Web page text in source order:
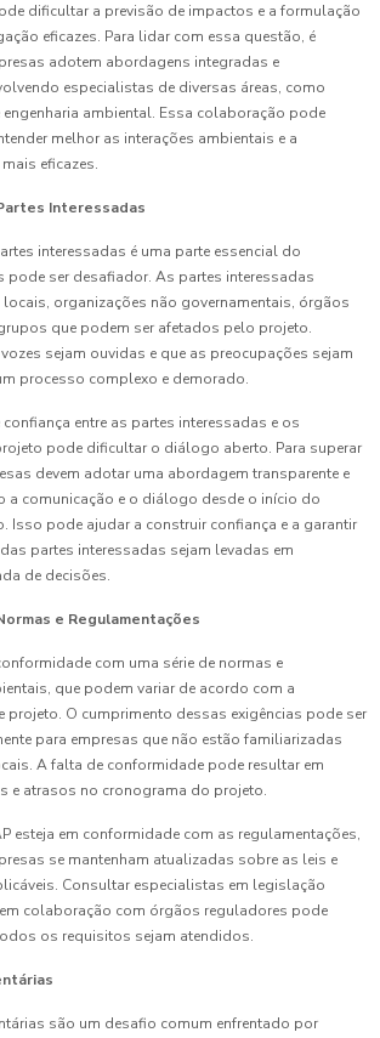
dificultar a previsão de impactos e a formulação
eficazes. Para lidar com essa questão, é
adotem abordagens integradas e
especialistas de diversas áreas, como
ambiental. Essa colaboração pode
melhor as interações ambientais e a
eficazes.
Interessadas
interessadas é uma parte essencial do
pode ser desafiador. As partes interessadas
organizações não governamentais, órgãos
que podem ser afetados pelo projeto.
sejam ouvidas e que as preocupações sejam
processo complexo e demorado.
entre as partes interessadas e os
pode dificultar o diálogo aberto. Para superar
devem adotar uma abordagem transparente e
a comunicação e o diálogo desde o início do
Isso pode ajudar a construir confiança e a garantir
partes interessadas sejam levadas em
de decisões.
e Regulamentações
com uma série de normas e
que podem variar de acordo com a
projeto. O cumprimento dessas exigências pode ser
para empresas que não estão familiarizadas
A falta de conformidade pode resultar em
e atrasos no cronograma do projeto.
esteja em conformidade com as regulamentações,
se mantenham atualizadas sobre as leis e
Consultar especialistas em legislação
colaboração com órgãos reguladores pode
os requisitos sejam atendidos.
são um desafio comum enfrentado por